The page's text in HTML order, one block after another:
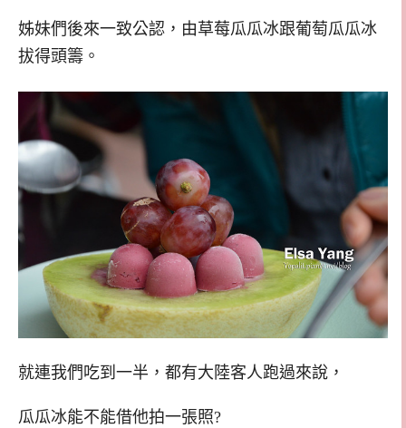
姊妹們後來一致公認，由草莓瓜瓜冰跟葡萄瓜瓜冰
拔得頭籌。
就連我們吃到一半，都有大陸客人跑過來說，
瓜瓜冰能不能借他拍一張照?